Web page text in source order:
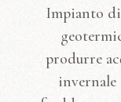
Impianto
produrre
invernale